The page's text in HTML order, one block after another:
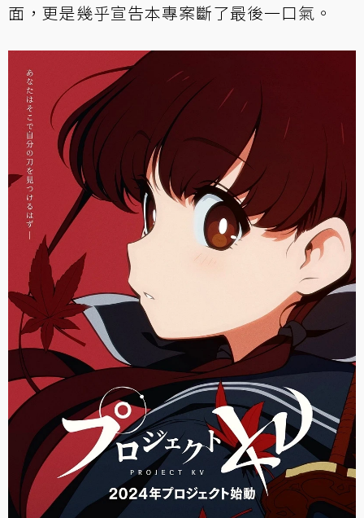
面，更是幾乎宣告本專案斷了最後一口氣。